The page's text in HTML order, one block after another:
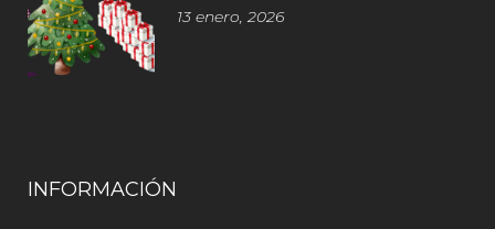
13 enero, 2026
INFORMACIÓN